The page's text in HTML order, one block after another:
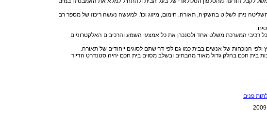
ניתן לשלוט בהשקיה, תאורה, חימום, מיזוג וכו'. למעשה נעשה ריכוז של מספר רב
רכיבי המערכת משלט אחד ולסנכרן את כל אמצעי השמע והרכיבים האלקטרוניים
הנוכחות של אנשים בבית כמו גם לפי דרישתם לסוגים ייחודים של תאורה.
בית חכם בחלק גדול מאוד מהבתים ובשלב מסוים בית חכם יהיה סטנדרט הדיור
פנים